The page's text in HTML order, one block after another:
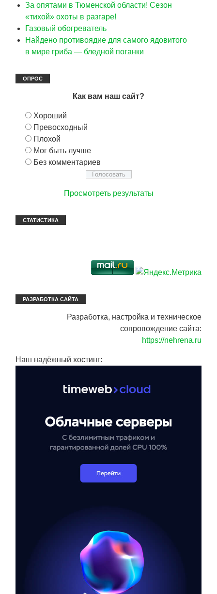
За опятами в Тюменской области! Сезон
«тихой» охоты в разгаре!
Газовый обогреватель
Найдено противоядие для самого ядовитого
в мире гриба — бледной поганки
ОПРОС
Как вам наш сайт?
Хороший
Превосходный
Плохой
Мог быть лучше
Без комментариев
Просмотреть результаты
СТАТИСТИКА
РАЗРАБОТКА САЙТА
Разработка, настройка и техническое
сопровождение сайта:
https://nehrena.ru
Наш надёжный хостинг: